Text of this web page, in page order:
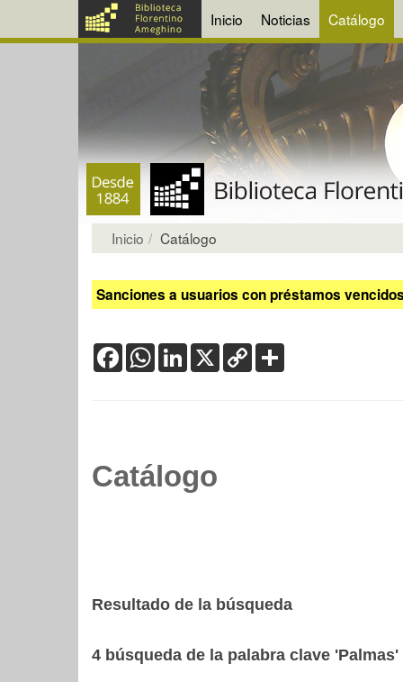
Inicio Noticias Catálogo
Inicio Catálogo
Sanciones a usuarios con préstamos
FacebookWhatsApp
LinkedIn
X Copy
Link
Catálogo
Resultado de la búsqueda
4 búsqueda de la palabra clave 'Palmas'